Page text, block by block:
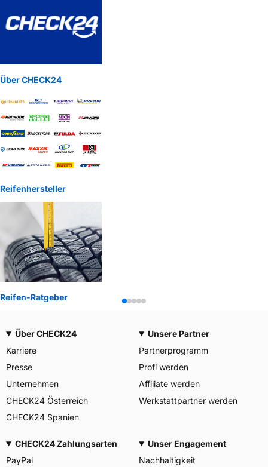
Über CHECK24
Reifenhersteller
Reifen-Ratgeber
Über CHECK24
Karriere
Presse
Unternehmen
CHECK24 Österreich
CHECK24 Spanien
Unsere Partner
Partnerprogramm
Profi werden
Affiliate werden
Werkstattpartner werden
CHECK24 Zahlungsarten
PayPal
Unser Engagement
Nachhaltigkeit